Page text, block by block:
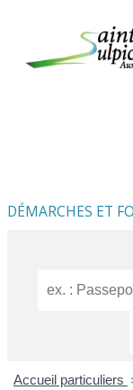
DÉMARCHES ET
Accueil particuliers